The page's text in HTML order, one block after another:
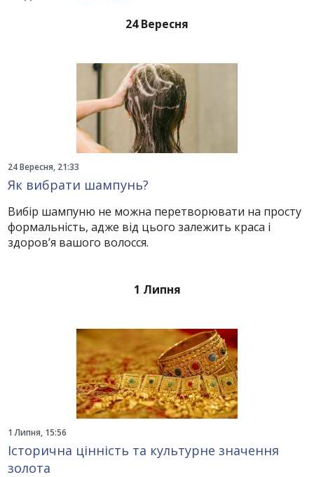
24 Вересня
24 Вересня, 21:33
Як вибрати шампунь?
Вибір шампуню не можна перетворювати на просту
формальність, адже від цього залежить краса і
здоров’я вашого волосся.
1 Липня
1 Липня, 15:56
Історична цінність та культурне значення
золота